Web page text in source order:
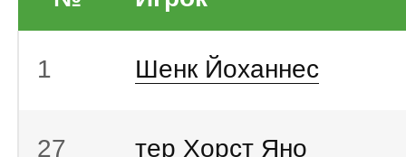
1 Шенк Йоханнес
27 тер Хорст Яно